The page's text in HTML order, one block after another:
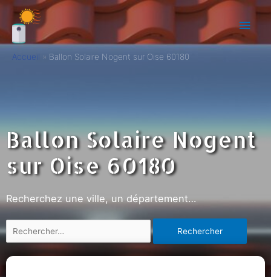
Accueil Ballon Solaire Nogent sur Oise 60180
Ballon Solaire Nogent
sur Oise 60180
Recherchez une ville, un département…